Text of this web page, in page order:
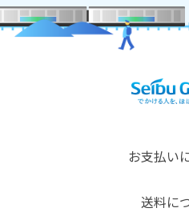
お支払い
送料に